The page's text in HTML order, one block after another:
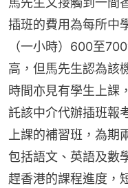
插班的費用為每所中
（一小時）600至
高，但馬先生認為該
時間亦見有學生上課
託該中介代辦插班報
上課的補習班，為
包括語文、英語及數
趕香港的課程進度，